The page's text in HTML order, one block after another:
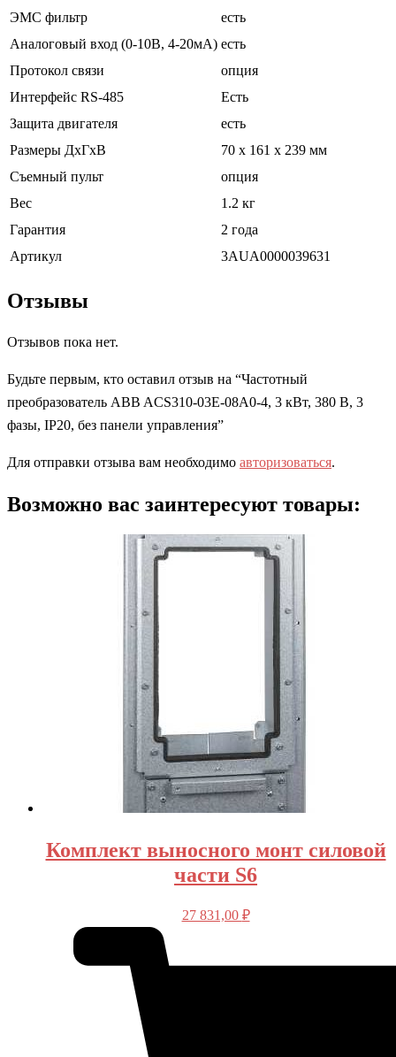
ЭМС фильтр
есть
Аналоговый вход (0-10В, 4-20мА) есть
Протокол связи
опция
Интерфейс RS-485
Есть
Защита двигателя
есть
Размеры ДхГхВ
70 x 161 x 239 мм
Съемный пульт
опция
Вес
1.2 кг
Гарантия
2 года
Артикул
3AUA0000039631
Отзывы
Отзывов пока нет.
Будьте первым, кто оставил отзыв на “Частотный
преобразователь ABB ACS310-03E-08A0-4, 3 кВт, 380 В, 3
фазы, IP20, без панели управления”
Для отправки отзыва вам необходимо авторизоваться.
Возможно вас заинтересуют товары:
Комплект выносного монт силовой
части S6
27 831,00 ₽